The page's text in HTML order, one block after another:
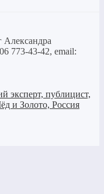
Александра
773-43-42, email: